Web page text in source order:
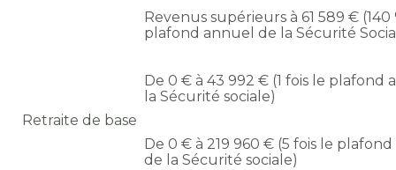
Revenus supérieurs à 61 589 € (140
plafond annuel de la Sécurité
Retraite de base
De 0 € à 43 992 € (1 fois le plafond
la Sécurité sociale)
De 0 € à 219 960 € (5 fois le
de la Sécurité sociale)